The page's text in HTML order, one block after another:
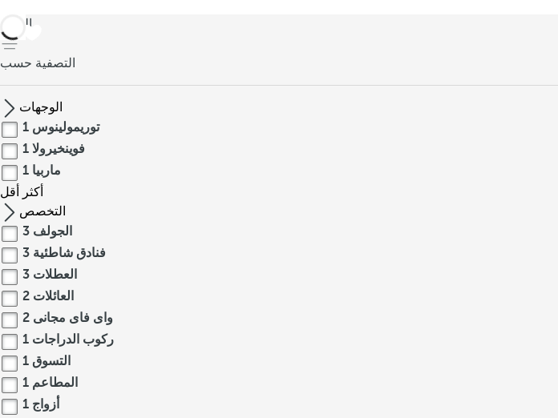
العودة
التصفية حسب
الوجهات
توريمولينوس 1
فوينخيرولا 1
ماربيا 1
أكثر
أقل
التخصص
الجولف 3
فنادق شاطئية 3
العطلات 3
العائلات 2
واى فاى مجانى 2
ركوب الدراجات 1
التسوق 1
المطاعم 1
أزواج 1